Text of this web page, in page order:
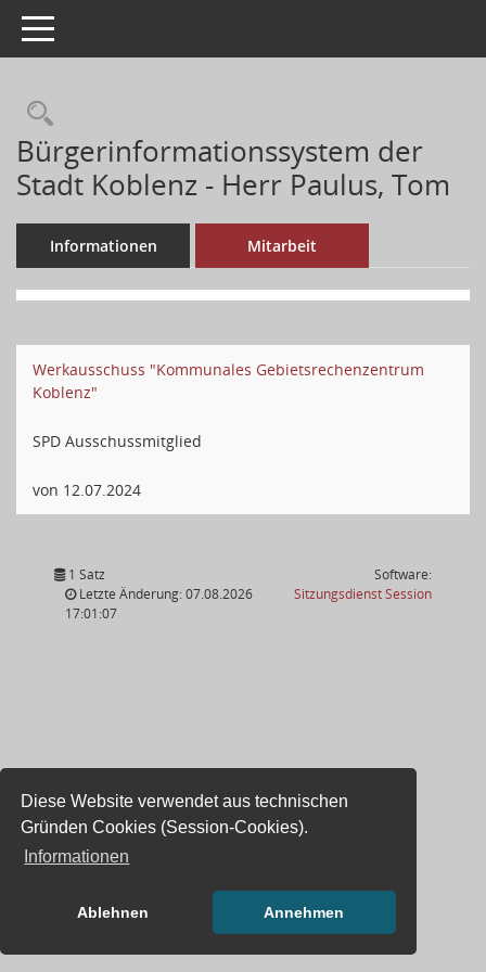
Diese Website verwendet aus technischen
Gründen Cookies (Session-Cookies).
Informationen
Ablehnen Annehmen
Toggle navigation
Bürgerinformationssystem der
Stadt Koblenz - Herr Paulus, Tom
Informationen Mitarbeit
Werkausschuss "Kommunales Gebietsrechenzentrum
Koblenz"
SPD Ausschussmitglied
von 12.07.2024
1 Satz
Letzte Änderung: 07.08.2026
17:01:07
Software:
SitzungsdienstSession(Wird in